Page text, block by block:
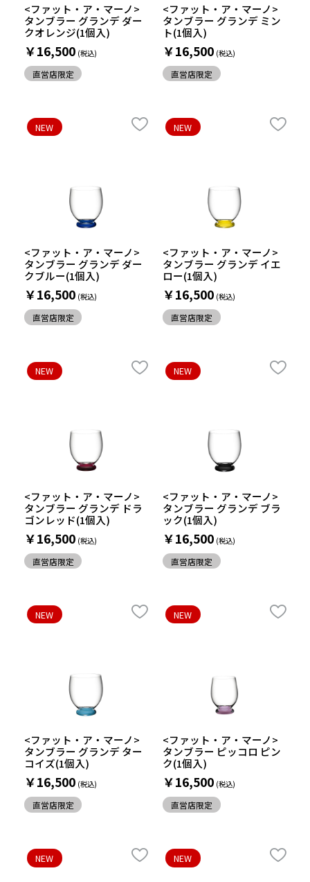
<ファット・ア・マーノ>
タンブラー グランデ ダー
クオレンジ(1個入)
￥16,500
直営店限定
<ファット・ア・マーノ>
タンブラー グランデ ミン
ト(1個入)
￥16,500
直営店限定
<ファット・ア・マーノ>
タンブラー グランデ ダー
クブルー(1個入)
￥16,500
NEW
直営店限定
<ファット・ア・マーノ>
タンブラー グランデ イエ
ロー(1個入)
￥16,500
NEW
直営店限定
<ファット・ア・マーノ>
タンブラー グランデ ドラ
ゴンレッド(1個入)
￥16,500
NEW
直営店限定
<ファット・ア・マーノ>
タンブラー グランデ ブラ
ック(1個入)
￥16,500
NEW
直営店限定
<ファット・ア・マーノ>
タンブラー グランデ ター
コイズ(1個入)
￥16,500
NEW
直営店限定
<ファット・ア・マーノ>
タンブラー ピッコロ ピン
ク(1個入)
￥16,500
NEW
直営店限定
NEW NEW